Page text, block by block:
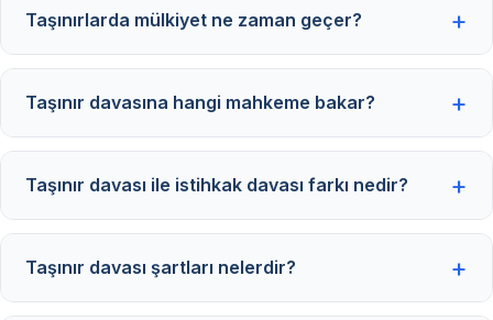
Taşınırlarda mülkiyet ne zaman geçer?
Taşınır davasına hangi mahkeme bakar?
Taşınır davası ile istihkak davası farkı nedir?
Taşınır davası şartları nelerdir?